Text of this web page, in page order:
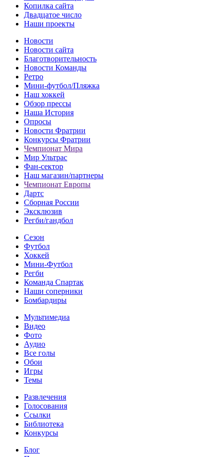
Копилка сайта
Двадцатое число
Наши проекты
Новости
Новости сайта
Благотворительность
Новости Команды
Ретро
Мини-футбол/Пляжка
Наш хоккей
Обзор прессы
Наша История
Опросы
Новости Фратрии
Конкурсы Фратрии
Чемпионат Мира
Мир Ультрас
Фан-cектор
Наш магазин/партнеры
Чемпионат Европы
Дартс
Сборная России
Эксклюзив
Регби/гандбол
Сезон
Футбол
Хоккей
Мини-Футбол
Регби
Команда Спартак
Наши соперники
Бомбардиры
Мультимедиа
Видео
Фото
Аудио
Все голы
Обои
Игры
Темы
Развлечения
Голосования
Ссылки
Библиотека
Конкурсы
Блог